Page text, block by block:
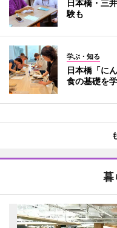
日本橋・三
験も
学ぶ・知る
日本橋「に
食の基礎を
暮